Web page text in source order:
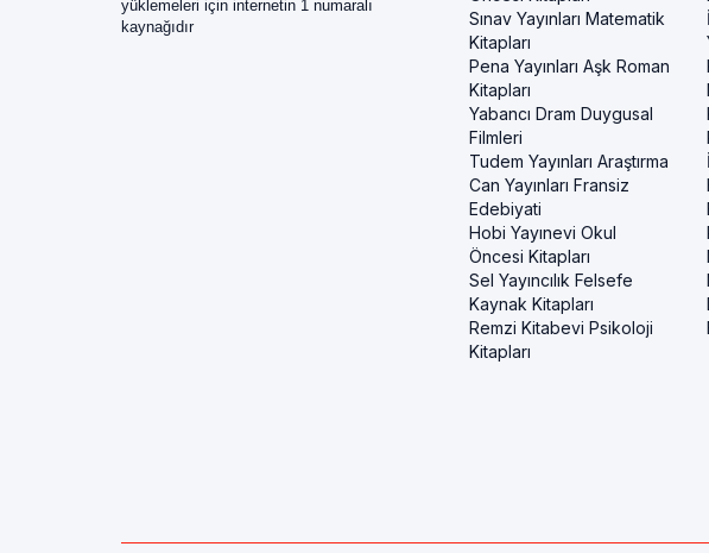
yüklemeleri için internetin 1 numaralı
kaynağıdır
Sınav Yayınları Matematik
Kitapları
Pena Yayınları Aşk Roman
Kitapları
Yabancı Dram Duygusal
Filmleri
Tudem Yayınları Araştırma
Can Yayınları Fransiz
Edebiyati
Hobi Yayınevi Okul
Öncesi Kitapları
Sel Yayıncılık Felsefe
Kaynak Kitapları
Remzi Kitabevi Psikoloji
Kitapları